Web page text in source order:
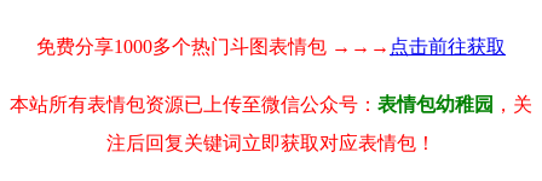
免费分享1000多个热门斗图表情包 →→→ 点击前往获取
本站所有表情包资源已上传至微信公众号： 表情包幼稚园 ，关
注后回复关键词立即获取对应表情包！